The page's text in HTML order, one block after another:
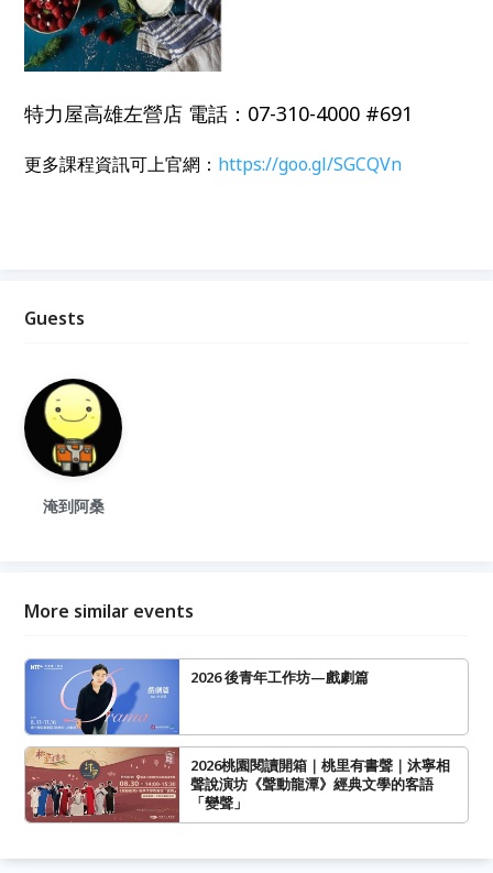
特力屋高雄左營店 電話：07-310-4000 #691
更多課程資訊可上官網： https://goo.gl/SGCQVn
Guests
淹到阿桑
More similar events
2026 後青年工作坊—戲劇篇
2026桃園閱讀開箱｜桃里有書聲｜沐寧相
聲說演坊《聲動龍潭》經典文學的客語
「變聲」